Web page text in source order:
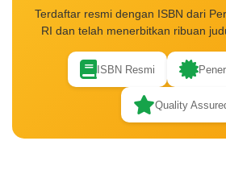
Terdaftar resmi dengan ISBN dari
RI dan telah menerbitkan ribuan
ISBN Resmi
Quality